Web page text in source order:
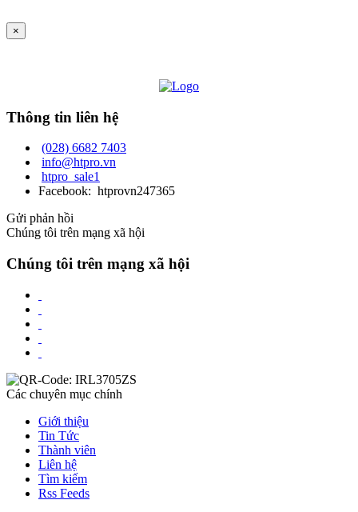
×
Thông tin liên hệ
(028) 6682 7403
info@htpro.vn
htpro_sale1
Facebook: htprovn247365
Gửi phản hồi
Chúng tôi trên mạng xã hội
Chúng tôi trên mạng xã hội
Các chuyên mục chính
Giới thiệu
Tin Tức
Thành viên
Liên hệ
Tìm kiếm
Rss Feeds